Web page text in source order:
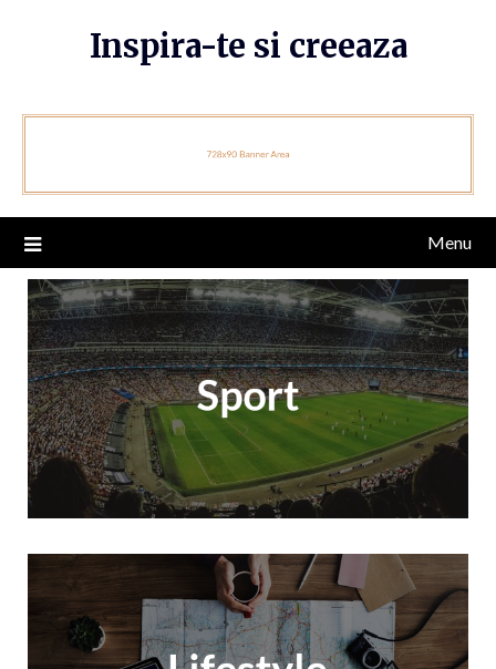
Inspira-te si creeaza
Menu